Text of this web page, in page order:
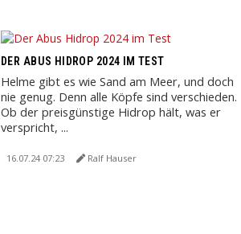
DER ABUS HIDROP 2024 IM TEST
Helme gibt es wie Sand am Meer, und doch
nie genug. Denn alle Köpfe sind verschieden.
Ob der preisgünstige Hidrop hält, was er
verspricht, ...
16.07.24 07:23 Ralf Hauser